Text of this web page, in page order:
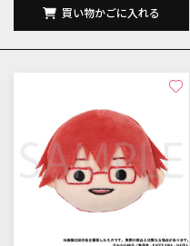
買い物かごに入れる